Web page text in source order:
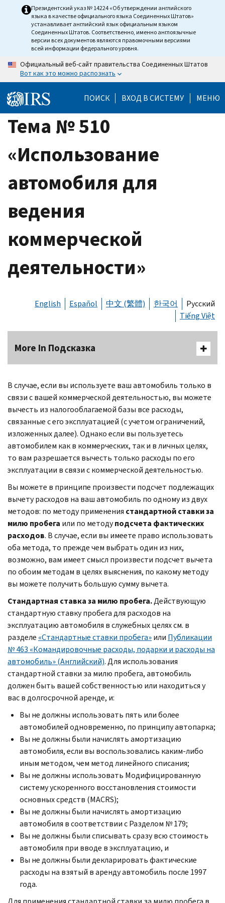
Президентский указ № 14224 «Об утверждении английского
языка в качестве официального языка Соединенных Штатов»
устанавливает английский язык официальным языком
Соединенных Штатов. Соответственно, именно англоязычные
версии всех документов являются правомочными версиями
всей информации федерального уровня.
Официальный веб-сайт правительства Соединенных Штатов
Вот как это можно распознать
ПОИСК ВХОД В СИСТЕМУ МЕНЮ
Тема № 510
«Использование
автомобиля для
ведения
коммерческой
деятельности»
English Español 中文 (繁體) 한국어
Русский
Tiếng Việt
More In Подсказка
В случае, если вы используете ваш автомобиль только в
связи с вашей коммерческой деятельностью, вы можете
вычесть из налогооблагаемой базы все расходы,
связанные с его эксплуатацией (с учетом ограничений,
изложенных далее). Однако если вы пользуетесь
автомобилем как в коммерческих, так и в личных целях,
то вам разрешается вычесть только расходы по его
эксплуатации в связи с коммерческой деятельностью.
Вы можете в принципе произвести подсчет подлежащих
вычету расходов на ваш автомобиль по одному из двух
методов: по методу применения стандартной ставки за
милю пробега или по методуподсчета фактических
расходов. В случае, если вы имеете право использовать
оба метода, то прежде чем выбрать один из них,
возможно, вам имеет смысл произвести подсчет вычета
по обоим методам в целях выяснения, по какому методу
вы можете получить большую сумму вычета.
Стандартная ставка за милю пробега.Действующую
стандартную ставку пробега для расходов на
эксплуатацию автомобиля в служебных целях см. в
разделе «Стандартные ставки пробега»или Публикации
№ 463 «Командировочные расходы, подарки и расходы на
автомобиль» (Английский). Для использования
стандартной ставки за милю пробега, автомобиль
должен быть вашей собственностью или находиться у
вас в долгосрочной аренде, и:
Вы не должны использовать пять или более
автомобилей одновременно, по принципу автопарка;
Вы не должны были начислять амортизацию
автомобиля, если вы воспользовались каким-либо
иным методом, чем метод линейного списания;
Вы не должны использовать Модифицированную
систему ускоренного восстановления стоимости
основных средств (MACRS);
Вы не должны были начислять амортизацию
автомобиля в соответствии с Разделом № 179;
Вы не должны были списывать сразу всю стоимость
автомобиля при вводе в эксплуатацию, и
Вы не должны были декларировать фактические
расходы на взятый в аренду автомобиль после 1997
года.